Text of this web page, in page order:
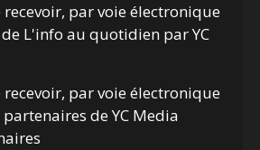
recevoir, par voie électronique
L'info au quotidien par YC
recevoir, par voie électronique
de YC Media